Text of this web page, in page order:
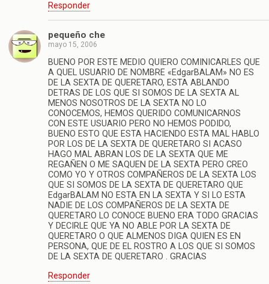
Responder
pequeño che
mayo 15, 2006
BUENO POR ESTE MEDIO QUIERO COMINICARLES QUE
A QUEL USUARIO DE NOMBRE «EdgarBALAM» NO ES
DE LA SEXTA DE QUERETARO, ESTA ABLANDO
DETRAS DE LOS QUE SI SOMOS DE LA SEXTA AL
MENOS NOSOTROS DE LA SEXTA NO LO
CONOCEMOS, HEMOS QUERIDO COMUNICARNOS
CON ESTE USUARIO PERO NO HEMOS PODIDO,
BUENO ESTO QUE ESTA HACIENDO ESTA MAL HABLO
POR LOS DE LA SEXTA DE QUERETARO SI ACASO
HAGO MAL ABRAN LOS DE LA SEXTA QUE ME
REGAÑEN O ME SAQUEN DE LA SEXTA PERO CREO
COMO YO Y OTROS COMPAÑEROS DE LA SEXTA LOS
QUE SI SOMOS DE LA SEXTA DE QUERETARO QUE
EdgarBALAM NO ESTA EN LA SEXTA Y SI LO ESTA
NADIE DE LOS COMPAÑEROS DE LA SEXTA DE
QUERETARO LO CONOCE BUENO ERA TODO GRACIAS
Y DECIRLE QUE YA NO ABLE POR LA SEXTA DE
QUERETARO O QUE ALMENOS DIGA QUIEN ES EN
PERSONA, QUE DE EL ROSTRO A LOS QUE SI SOMOS
DE LA SEXTA DE QUERETARO . GRACIAS
Responder